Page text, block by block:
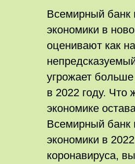
Всемирный банк
экономики в
оценивают как
угрожает
в 2022 году. Что
экономике
Всемирный банк
экономики в
коронавируса,